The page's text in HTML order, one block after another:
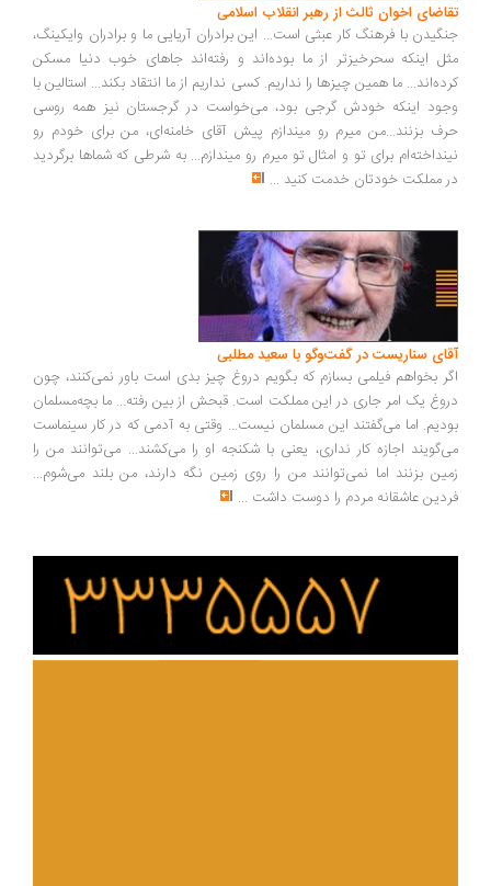
اخوان ثالث از رهبر انقلاب اسلامی
با فرهنگ کار عبثی است... این برادران آریایی ما و برادران وایکینگ،
اینکه سحرخیزتر از ما بوده‌اند و رفته‌اند جاهای خوب دنیا مسکن
ما همین چیزها را نداریم. کسی نداریم از ما انتقاد بکند... استالین با
اینکه خودش گرجی بود، می‌خواست در گرجستان نیز همه روسی
بزنند...من میرم رو میندازم پیش آقای خامنه‌ای، من برای خودم رو
برای تو و امثال تو میرم رو میندازم... به شرطی که شماها برگردید
مملکت خودتان خدمت کنید...
سناریست در گفت‌وگو با سعید مطلبی
بخواهم فیلمی بسازم که بگویم دروغ چیز بدی است باور نمی‌کنند، چون
یک امر جاری در این مملکت است. قبحش از بین رفته... ما بچه‌مسلمان
اما می‌گفتند این مسلمان نیست... وقتی به آدمی که در کار سینماست
اجازه کار نداری، یعنی با شکنجه او را می‌کشند... می‌توانند من را
بزنند اما نمی‌توانند من را روی زمین نگه دارند، من بلند می‌شوم...
عاشقانه مردم را دوست داشت ...